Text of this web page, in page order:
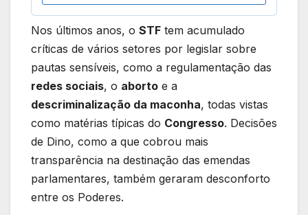
Nos últimos anos, o STF tem acumulado
críticas de vários setores por legislar sobre
pautas sensíveis, como a regulamentação das
redes sociais, o aborto e a
descriminalização da maconha, todas vistas
como matérias típicas do Congresso. Decisões
de Dino, como a que cobrou mais
transparência na destinação das emendas
parlamentares, também geraram desconforto
entre os Poderes.